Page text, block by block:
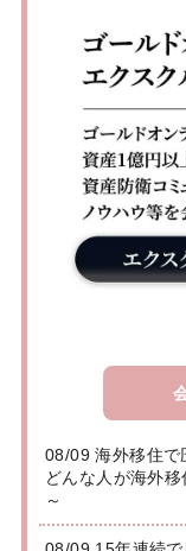
08/09 海外移住で
どんな人が海外
～